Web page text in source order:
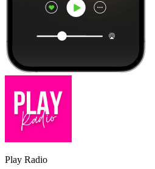
Play Radio